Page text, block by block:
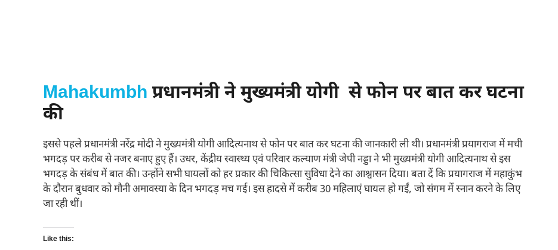
Mahakumbh प्रधानमंत्री ने मुख्यमंत्री योगी से फोन पर बात कर घटना
की
इससे पहले प्रधानमंत्री नरेंद्र मोदी ने मुख्यमंत्री योगी आदित्यनाथ से फोन पर बात कर घटना की जानकारी ली थी। प्रधानमंत्री प्रयागराज में मची
भगदड़ पर करीब से नजर बनाए हुए हैं। उधर, केंद्रीय स्वास्थ्य एवं परिवार कल्याण मंत्री जेपी नड्डा ने भी मुख्यमंत्री योगी आदित्यनाथ से इस
भगदड़ के संबंध में बात की। उन्होंने सभी घायलों को हर प्रकार की चिकित्सा सुविधा देने का आश्वासन दिया। बता दें कि प्रयागराज में महाकुंभ
के दौरान बुधवार को मौनी अमावस्या के दिन भगदड़ मच गई। इस हादसे में करीब 30 महिलाएं घायल हो गईं, जो संगम में स्नान करने के लिए
जा रही थीं।
Like this: